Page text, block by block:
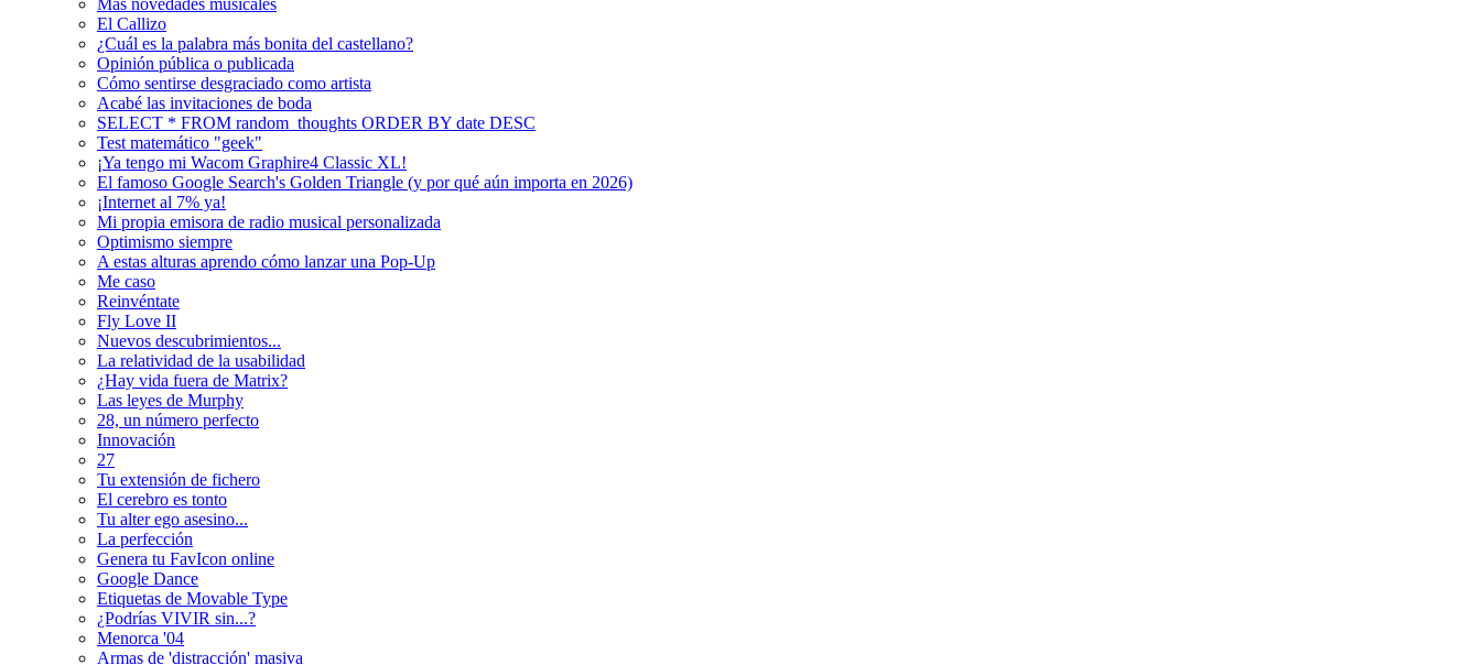
Más novedades musicales
El Callizo
¿Cuál es la palabra más bonita del castellano?
Opinión pública o publicada
Cómo sentirse desgraciado como artista
Acabé las invitaciones de boda
SELECT * FROM random_thoughts ORDER BY date DESC
Test matemático "geek"
¡Ya tengo mi Wacom Graphire4 Classic XL!
El famoso Google Search's Golden Triangle (y por qué aún importa en 2026)
¡Internet al 7% ya!
Mi propia emisora de radio musical personalizada
Optimismo siempre
A estas alturas aprendo cómo lanzar una Pop-Up
Me caso
Reinvéntate
Fly Love II
Nuevos descubrimientos...
La relatividad de la usabilidad
¿Hay vida fuera de Matrix?
Las leyes de Murphy
28, un número perfecto
Innovación
27
Tu extensión de fichero
El cerebro es tonto
Tu alter ego asesino...
La perfección
Genera tu FavIcon online
Google Dance
Etiquetas de Movable Type
¿Podrías VIVIR sin...?
Menorca '04
Armas de 'distracción' masiva